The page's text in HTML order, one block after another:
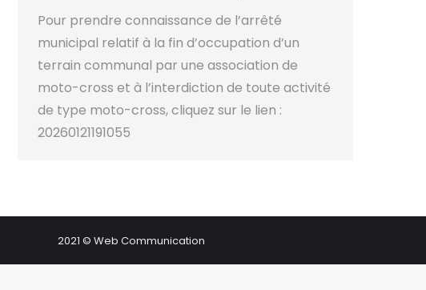
Pour prendre connaissance de l’arrêté
municipal relatif à la fin d’occupation d’un
terrain communal par une association de
moto-cross et à l’interdiction de toute activité
de type moto-cross, cliquez sur le lien :
20260121191055
2021 © Web Communication